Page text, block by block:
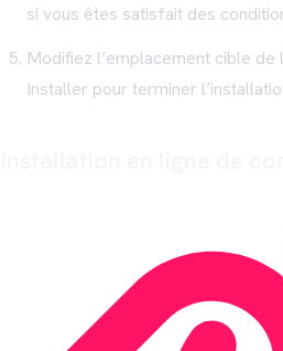
si vous êtes satisfait des
Modifiez l’emplacement cible de
Installer pour terminer